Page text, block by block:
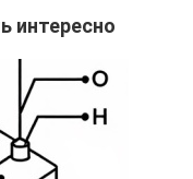
интересно